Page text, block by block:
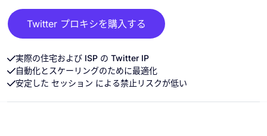
Twitter プロキシを購入する
実際の住宅および ISP の Twitter IP
自動化とスケーリングのために最適化
安定した セッション による禁止リスクが低い